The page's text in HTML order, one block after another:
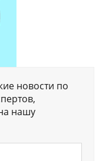
новости по
нашу